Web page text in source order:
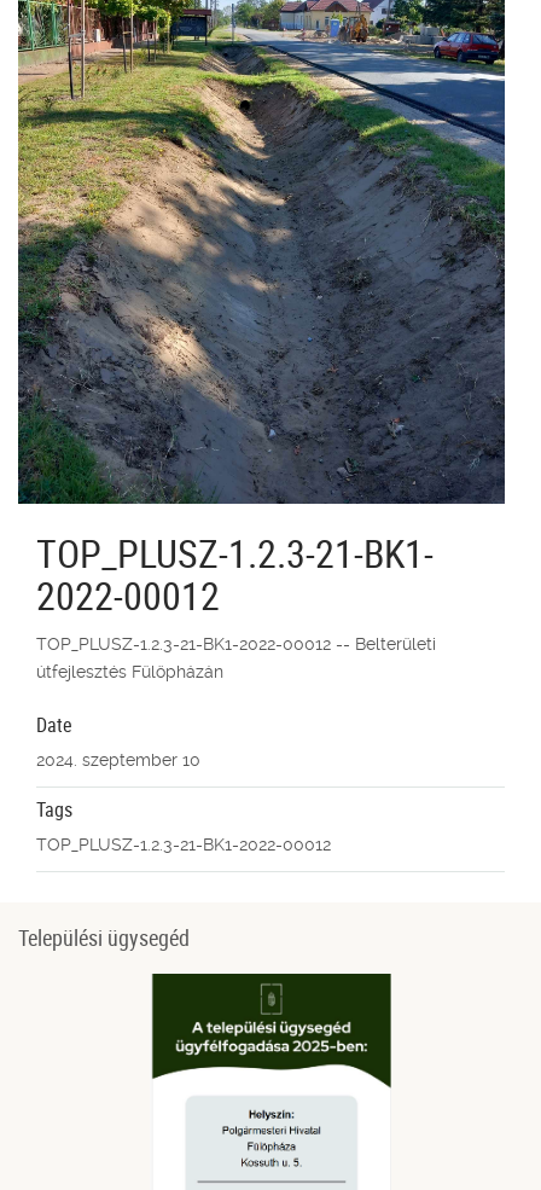
TOP_PLUSZ-1.2.3-21-BK1-
2022-00012
TOP_PLUSZ-1.2.3-21-BK1-2022-00012 -- Belterületi
útfejlesztés Fülöpházán
Date
2024. szeptember 10
Tags
TOP_PLUSZ-1.2.3-21-BK1-2022-00012
Települési ügysegéd